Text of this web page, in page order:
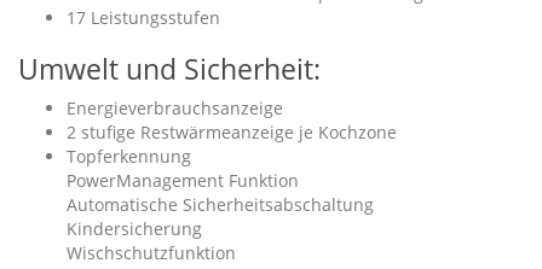
17 Leistungsstufen
Umwelt und Sicherheit:
Energieverbrauchsanzeige
2 stufige Restwärmeanzeige je Kochzone
Topferkennung
PowerManagement Funktion
Automatische Sicherheitsabschaltung
Kindersicherung
Wischschutzfunktion